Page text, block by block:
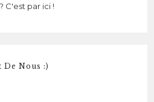
C'est par ici !
De Nous :)